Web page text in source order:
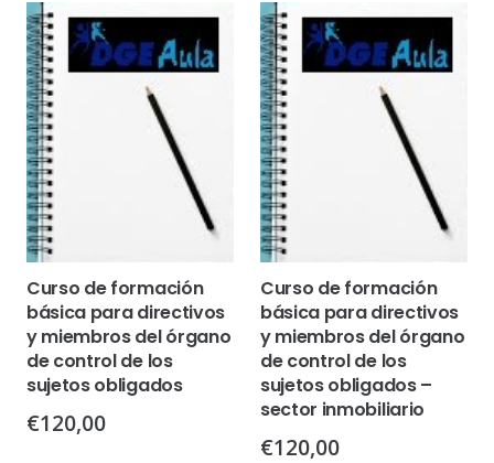
Curso de formación
básica para directivos
y miembros del órgano
de control de los
sujetos obligados
€120,00
Curso de formación
básica para directivos
y miembros del órgano
de control de los
sujetos obligados –
sector inmobiliario
€120,00